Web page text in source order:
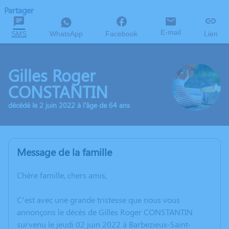
Partager
SMS WhatsApp Facebook E-mail Lien
Gilles Roger
CONSTANTIN
décédé le 2 juin 2022 à l'âge de 64 ans
Message de la famille
Chère famille, chers amis,
C’est avec une grande tristesse que nous vous
annonçons le décès de Gilles Roger CONSTANTIN
survenu le jeudi 02 juin 2022 à Barbezieux-Saint-